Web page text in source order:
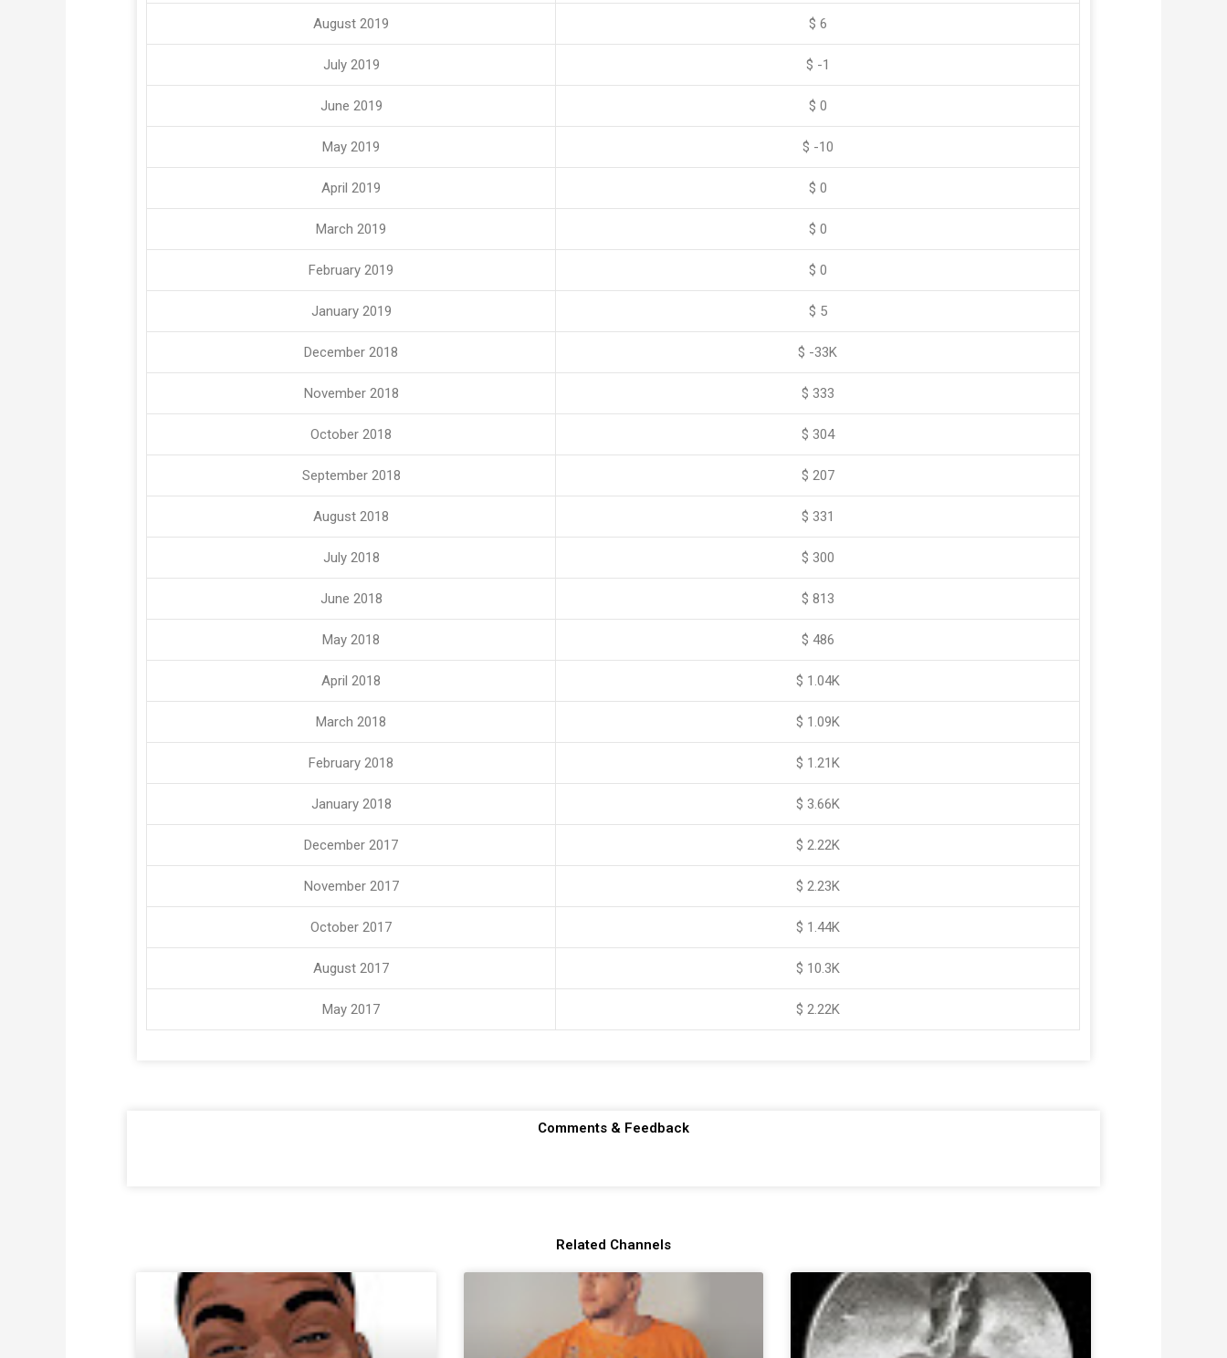
August 2019 $ 6
July 2019 $ -1
June 2019 $ 0
May 2019 $ -10
April 2019 $ 0
March 2019 $ 0
February 2019 $ 0
January 2019 $ 5
December 2018 $ -33K
November 2018 $ 333
October 2018 $ 304
September 2018 $ 207
August 2018 $ 331
July 2018 $ 300
June 2018 $ 813
May 2018 $ 486
April 2018 $ 1.04K
March 2018 $ 1.09K
February 2018 $ 1.21K
January 2018 $ 3.66K
December 2017 $ 2.22K
November 2017 $ 2.23K
October 2017 $ 1.44K
August 2017 $ 10.3K
May 2017 $ 2.22K
Comments & Feedback
Related Channels